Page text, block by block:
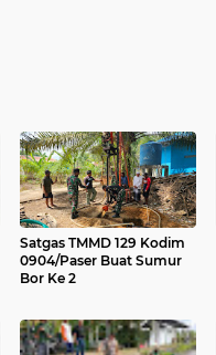
Satgas TMMD 129 Kodim
0904/Paser Buat Sumur
Bor Ke 2